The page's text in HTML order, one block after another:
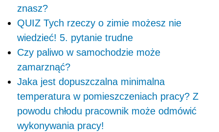
znasz?
QUIZ Tych rzeczy o zimie możesz nie
wiedzieć! 5. pytanie trudne
Czy paliwo w samochodzie może
zamarznąć?
Jaka jest dopuszczalna minimalna
temperatura w pomieszczeniach pracy? Z
powodu chłodu pracownik może odmówić
wykonywania pracy!